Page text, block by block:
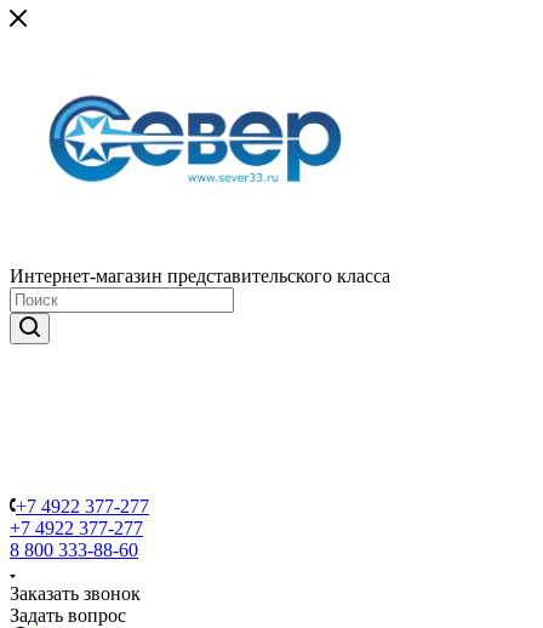
Интернет-магазин представительского класса
+7 4922 377-277
+7 4922 377-277
8 800 333-88-60
Заказать звонок
Задать вопрос